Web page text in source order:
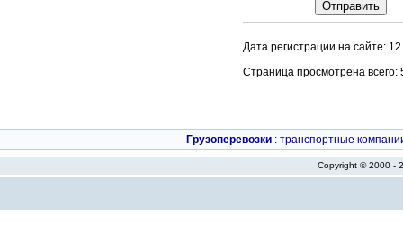
Дата регистрации на сайте:
Страница просмотрена всего:
Грузоперевозки : транспортные
Copyright © 2000 -